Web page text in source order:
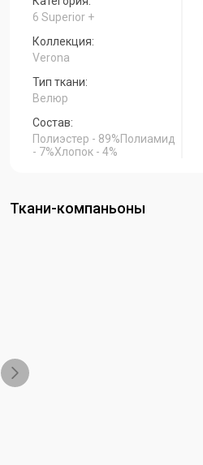
6 Superior +
Коллекция:
Verona
Тип ткани:
Велюр
Состав:
Полиэстер - 89%Полиамид
- 7%Хлопок - 4%
Ткани-компаньоны